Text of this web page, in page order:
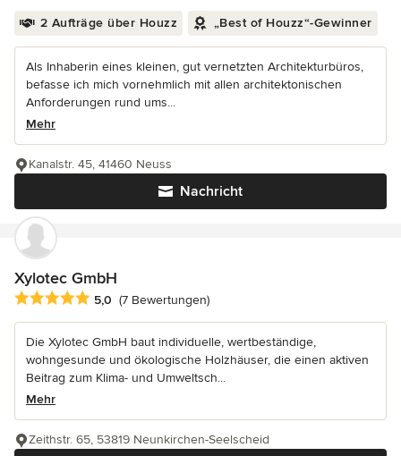
2 Aufträge über Houzz „Best of Houzz“-Gewinner
Als Inhaberin eines kleinen, gut vernetzten Architekturbüros,
befasse ich mich vornehmlich mit allen architektonischen
Anforderungen rund ums...
Mehr
Nachricht
Kanalstr. 45, 41460 Neuss
Xylotec GmbH
Durchschnittliche Bewertung: 5 von 5 Sternen
5,0 (7 Bewertungen)
Die Xylotec GmbH baut individuelle, wertbeständige,
wohngesunde und ökologische Holzhäuser, die einen aktiven
Beitrag zum Klima- und Umweltsch...
Mehr
Zeithstr. 65, 53819 Neunkirchen-Seelscheid